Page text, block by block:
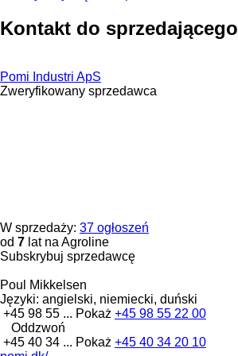
Kontakt do sprzedającego
Pomi Industri ApS
Zweryfikowany sprzedawca
W sprzedaży: 37 ogłoszeń
od 7 lat na Agroline
Subskrybuj sprzedawcę
Poul Mikkelsen
Języki: angielski, niemiecki, duński
+45 98 55 ... Pokaż +45 98 55 22 00
Oddzwoń
+45 40 34 ... Pokaż +45 40 34 20 10